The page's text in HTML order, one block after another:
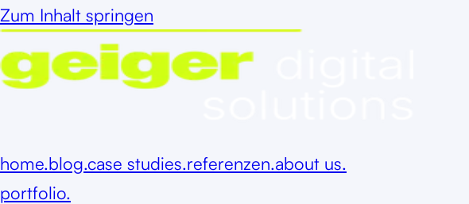
Zum Inhalt springen
home.blog.case studies.referenzen.about us.
portfolio.